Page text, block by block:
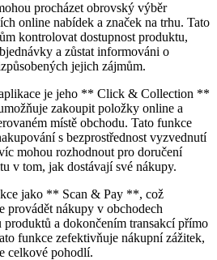
procházet obrovský výběr
online nabídek a značek na trhu. Tato
kontrolovat dostupnost produktu,
a zůstat informováni o
jejich zájmům.
je jeho ** Click & Collection **
zakoupit položky online a
místě obchodu. Tato funkce
s bezprostřednost vyzvednutí
mohou rozhodnout pro doručení
v tom, jak dostávají své nákupy.
jako ** Scan & Pay **, což
provádět nákupy v obchodech
a dokončením transakcí přímo
funkce zefektivňuje nákupní zážitek,
celkové pohodlí.